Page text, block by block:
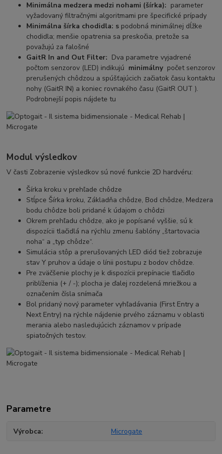
Minimálna medzera medzi nohami (šírka): parameter
vyžadovaný filtračnými algoritmami pre špecifické prípady
Minimálna šírka chodidla: s podobná minimálnej dĺžke
chodidla; menšie opatrenia sa preskočia, pretože sa
považujú za falošné
GaitR In and Out Filter: Dva parametre vyjadrené
počtom senzorov (LED) indikujú minimálny počet senzorov
prerušených chôdzou a spúšťajúcich začiatok času kontaktu
nohy (GaitR IN) a koniec rovnakého času (GaitR OUT ).
Podrobnejší popis nájdete tu
Modul výsledkov
V časti Zobrazenie výsledkov sú nové funkcie 2D hardvéru:
Šírka kroku v prehľade chôdze
Stĺpce Šírka kroku, Základňa chôdze, Bod chôdze, Medzera
bodu chôdze boli pridané k údajom o chôdzi
Okrem prehľadu chôdze, ako je popísané vyššie, sú k
dispozícii tlačidlá na rýchlu zmenu šablóny „štartovacia
noha“ a „typ chôdze“.
Simulácia stôp a prerušovaných LED diód tiež zobrazuje
stav Y pruhov a údaje o línii postupu z bodov chôdze.
Pre zväčšenie plochy je k dispozícii prepínacie tlačidlo
priblíženia (+ / -); plocha je ďalej rozdelená mriežkou a
označením čísla snímača
Bol pridaný nový parameter vyhľadávania (First Entry a
Next Entry) na rýchle nájdenie prvého záznamu v oblasti
merania alebo nasledujúcich záznamov v prípade
spiatočných testov.
Parametre
Výrobca Microgate